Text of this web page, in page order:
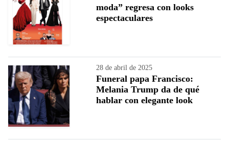
moda” regresa con looks
espectaculares
28 de abril de 2025
Funeral papa Francisco:
Melania Trump da de qué
hablar con elegante look